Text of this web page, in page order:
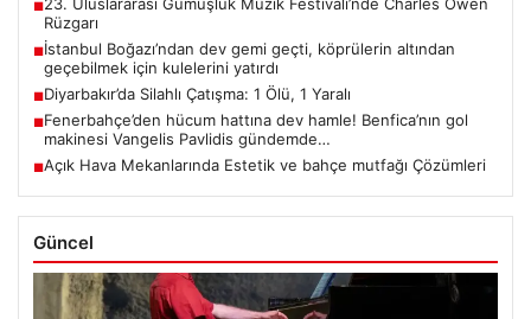
■23. Uluslararası Gümüşlük Müzik Festivali’nde Charles Owen
Rüzgarı
■İstanbul Boğazı’ndan dev gemi geçti, köprülerin altından
geçebilmek için kulelerini yatırdı
■Diyarbakır’da Silahlı Çatışma: 1 Ölü, 1 Yaralı
■Fenerbahçe’den hücum hattına dev hamle! Benfica’nın gol
makinesi Vangelis Pavlidis gündemde…
■Açık Hava Mekanlarında Estetik ve bahçe mutfağı Çözümleri
Güncel